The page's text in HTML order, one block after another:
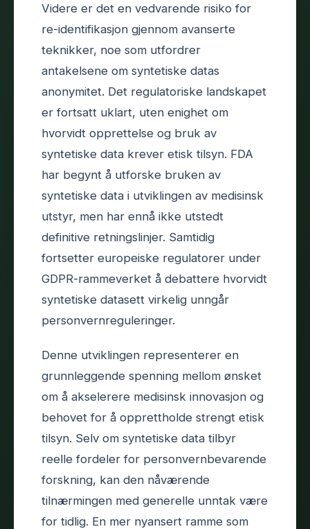
Videre er det en vedvarende risiko for
re-identifikasjon gjennom avanserte
teknikker, noe som utfordrer
antakelsene om syntetiske datas
anonymitet. Det regulatoriske landskapet
er fortsatt uklart, uten enighet om
hvorvidt opprettelse og bruk av
syntetiske data krever etisk tilsyn. FDA
har begynt å utforske bruken av
syntetiske data i utviklingen av medisinsk
utstyr, men har ennå ikke utstedt
definitive retningslinjer. Samtidig
fortsetter europeiske regulatorer under
GDPR-rammeverket å debattere hvorvidt
syntetiske datasett virkelig unngår
personvernreguleringer.
Denne utviklingen representerer en
grunnleggende spenning mellom ønsket
om å akselerere medisinsk innovasjon og
behovet for å opprettholde strengt etisk
tilsyn. Selv om syntetiske data tilbyr
reelle fordeler for personvernbevarende
forskning, kan den nåværende
tilnærmingen med generelle unntak være
for tidlig. En mer nyansert ramme som